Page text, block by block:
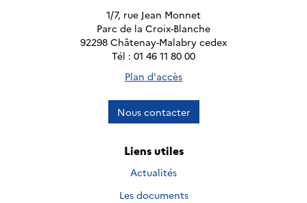
1/7, rue Jean Monnet
Parc de la Croix-Blanche
92298 Châtenay-Malabry cedex
Tél : 01 46 11 80 00
Plan d'accès
Nous contacter
Liens utiles
Actualités
Les documents